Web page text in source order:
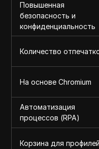
Повышенная
безопасность и
конфиденциальность
Количество
На основе Chromium
Автоматизация
процессов (RPA)
Корзина для профилей